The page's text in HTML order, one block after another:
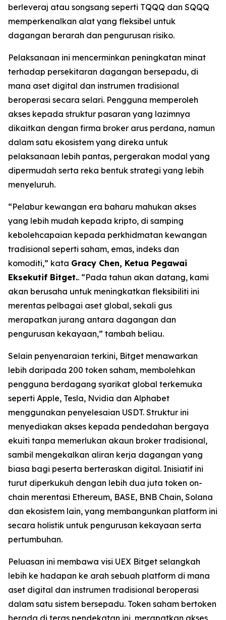
berleveraj atau songsang seperti TQQQ dan SQQQ
memperkenalkan alat yang fleksibel untuk
dagangan berarah dan pengurusan risiko.
Pelaksanaan ini mencerminkan peningkatan minat
terhadap persekitaran dagangan bersepadu, di
mana aset digital dan instrumen tradisional
beroperasi secara selari. Pengguna memperoleh
akses kepada struktur pasaran yang lazimnya
dikaitkan dengan firma broker arus perdana, namun
dalam satu ekosistem yang direka untuk
pelaksanaan lebih pantas, pergerakan modal yang
dipermudah serta reka bentuk strategi yang lebih
menyeluruh.
“Pelabur kewangan era baharu mahukan akses
yang lebih mudah kepada kripto, di samping
kebolehcapaian kepada perkhidmatan kewangan
tradisional seperti saham, emas, indeks dan
komoditi,” kata Gracy Chen, Ketua Pegawai
Eksekutif Bitget.. “Pada tahun akan datang, kami
akan berusaha untuk meningkatkan fleksibiliti ini
merentas pelbagai aset global, sekali gus
merapatkan jurang antara dagangan dan
pengurusan kekayaan,” tambah beliau.
Selain penyenaraian terkini, Bitget menawarkan
lebih daripada 200 token saham, membolehkan
pengguna berdagang syarikat global terkemuka
seperti Apple, Tesla, Nvidia dan Alphabet
menggunakan penyelesaian USDT. Struktur ini
menyediakan akses kepada pendedahan bergaya
ekuiti tanpa memerlukan akaun broker tradisional,
sambil mengekalkan aliran kerja dagangan yang
biasa bagi peserta berteraskan digital. Inisiatif ini
turut diperkukuh dengan lebih dua juta token on-
chain merentasi Ethereum, BASE, BNB Chain, Solana
dan ekosistem lain, yang membangunkan platform ini
secara holistik untuk pengurusan kekayaan serta
pertumbuhan.
Peluasan ini membawa visi UEX Bitget selangkah
lebih ke hadapan ke arah sebuah platform di mana
aset digital dan instrumen tradisional beroperasi
dalam satu sistem bersepadu. Token saham bertoken
berada di teras pendekatan ini, merapatkan akses